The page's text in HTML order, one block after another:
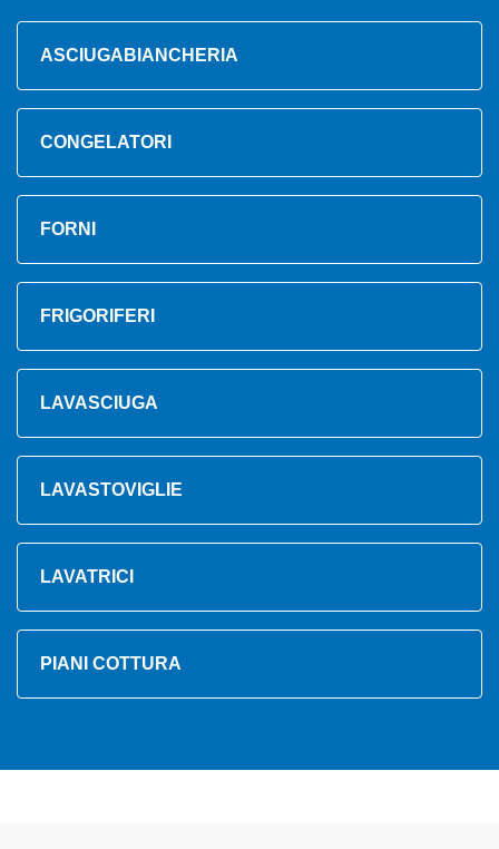
ASCIUGABIANCHERIA
CONGELATORI
FORNI
FRIGORIFERI
LAVASCIUGA
LAVASTOVIGLIE
LAVATRICI
PIANI COTTURA